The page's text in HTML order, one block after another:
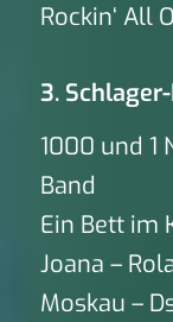
Rockin‘ All
3.
1000 und 1
Band
Ein Bett im
Joana –
Moskau –